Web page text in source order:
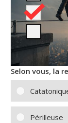
Selon vous, la
Périlleuse